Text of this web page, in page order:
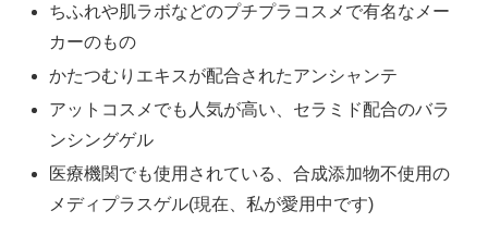
ちふれや肌ラボなどのプチプラコスメで有名なメー
カーのもの
かたつむりエキスが配合されたアンシャンテ
アットコスメでも人気が高い、セラミド配合のバラ
ンシングゲル
医療機関でも使用されている、合成添加物不使用の
メディプラスゲル(現在、私が愛用中です)